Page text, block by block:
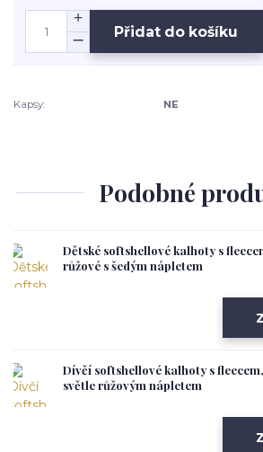
Přidat do košíku
Kapsy: NE
Podobné
Dětské softshellové kalhoty s
růžové s šedým nápletem
Dívčí softshellové kalhoty s
světle růžovým nápletem